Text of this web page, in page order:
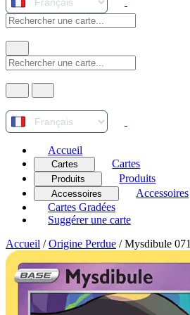
Accueil
Cartes Cartes
Produits Produits
Accessoires
Accessoires
Cartes Gradées
Suggérer une carte
Accueil / Origine Perdue / Mysdibule 071